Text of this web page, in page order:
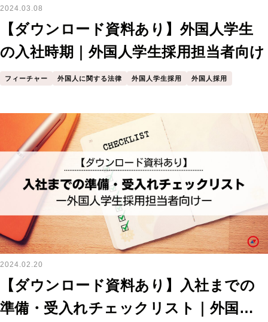
2024.03.08
【ダウンロード資料あり】外国人学生
の入社時期｜外国人学生採用担当者向け
フィーチャー 外国人に関する法律 外国人学生採用 外国人採用
2024.02.20
【ダウンロード資料あり】入社までの
準備・受入れチェックリスト｜外国人